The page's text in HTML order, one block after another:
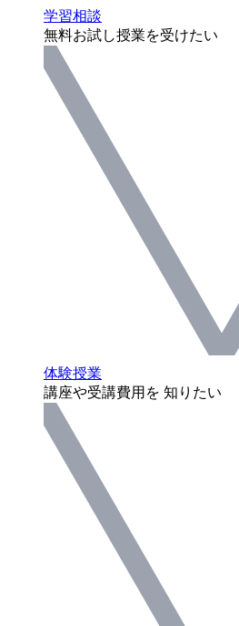
学習相談
無料お試し授業を受けたい
体験授業
講座や受講費用を 知りたい